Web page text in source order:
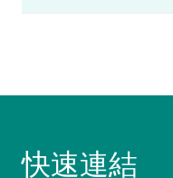
快速連結